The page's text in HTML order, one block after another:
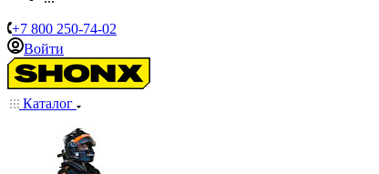
+7 800 250-74-02
Войти
Каталог